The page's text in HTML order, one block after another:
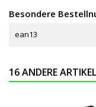
Besondere
ean13
16 ANDERE